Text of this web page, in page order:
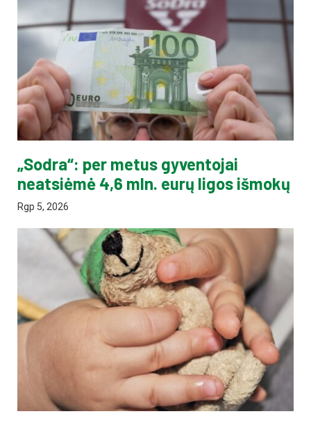
„Sodra“: per metus gyventojai
neatsiėmė 4,6 mln. eurų ligos išmokų
Rgp 5, 2026